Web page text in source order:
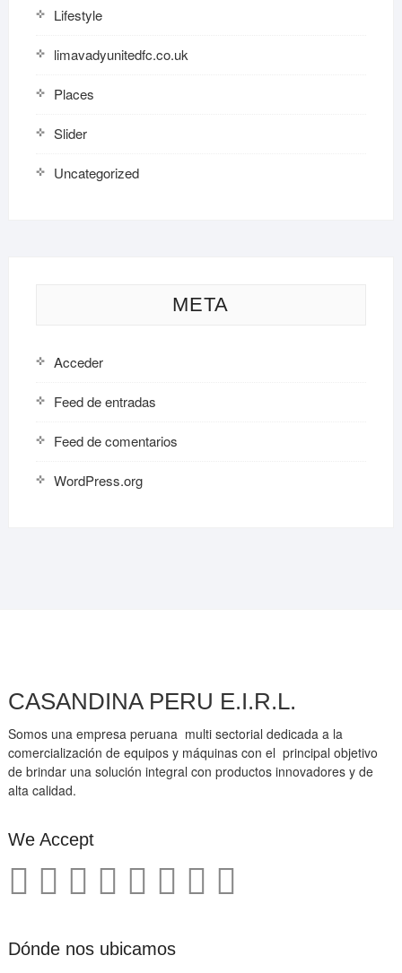
Lifestyle
limavadyunitedfc.co.uk
Places
Slider
Uncategorized
META
Acceder
Feed de entradas
Feed de comentarios
WordPress.org
CASANDINA PERU E.I.R.L.
Somos una empresa peruana multi sectorial dedicada a la
comercialización de equipos y máquinas con el principal objetivo
de brindar una solución integral con productos innovadores y de
alta calidad.
We Accept
Dónde nos ubicamos